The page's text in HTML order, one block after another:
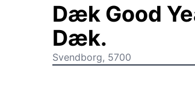
Dæk Good
Dæk.
Svendborg, 5700